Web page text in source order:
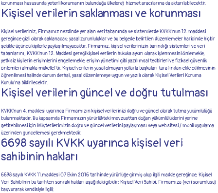
korunması hususunda yeterli korumanın bulunduğu ülkelere) hizmet aracılarına da aktarılabilecektir.
Kişisel verilerin saklanması ve korunması
Kişisel verileriniz, Firmamız nezdinde yer alan veri tabanında ve sistemlerde KVKK’nun 12. maddesi
gereğince gizli olarak saklanacak; yasal zorunluluklar ve bu belgede belirtilen düzenlemeler haricinde hiçbir
şekilde üçüncü kişilerle paylaşılmayacaktır. Firmamız, kişisel verilerinizin barındığı sistemleri ve veri
tabanlarını, KVKK’nun 12. Maddesi gereği kişisel verilerin hukuka aykırı olarak işlenmesini önlemekle,
yetkisiz kişilerin erişimlerini engellemekle, erişim yönetimi gibi yazılımsal tedbirleri ve fiziksel güvenlik
önlemleri almakla mükelleftir. Kişisel verilerin yasal olmayan yollarla başkaları tarafından elde edilmesinin
öğrenilmesi halinde durum derhal, yasal düzenlemeye uygun ve yazılı olarak Kişisel Verileri Koruma
Kurulu’na bildirilecektir.
Kişisel verilerin güncel ve doğru tutulması
KVKK’nun 4. maddesi uyarınca Firmamızın kişisel verilerinizi doğru ve güncel olarak tutma yükümlülüğü
bulunmaktadır. Bu kapsamda Firmamızın yürürlükteki mevzuattan doğan yükümlülüklerini yerine
getirebilmesi için Müşterilerimizin doğru ve güncel verilerini paylaşması veya web sitesi / mobil uygulama
üzerinden güncellemesi gerekmektedir.
6698 sayılı KVKK uyarınca kişisel veri
sahibinin hakları
6698 sayılı KVKK 11.maddesi 07 Ekim 2016 tarihinde yürürlüğe girmiş olup ilgili madde gereğince, Kişisel
Veri Sahibi’nin bu tarihten sonraki hakları aşağıdaki gibidir: Kişisel Veri Sahibi, Firmamıza (veri sorumlusu)
başvurarak kendisiyle ilgili;